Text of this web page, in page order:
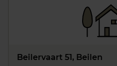
Beilervaart 51, Beilen